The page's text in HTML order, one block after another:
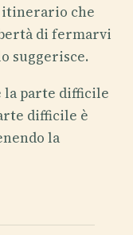
itinerario che
di fermarvi
suggerisce.
la parte difficile
difficile è
la